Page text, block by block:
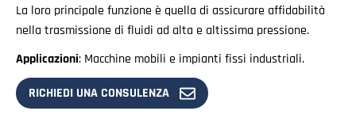
La loro principale funzione è quella di assicurare affidabilità
nella trasmissione di fluidi ad alta e altissima pressione.
Applicazioni: Macchine mobili e impianti fissi industriali.
RICHIEDI UNA CONSULENZA